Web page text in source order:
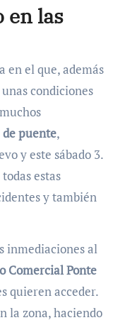
en las
en el que, además
condiciones
de puente,
y este sábado 3.
estas
y también
inmediaciones al
Comercial Ponte
quieren acceder.
la zona, haciendo